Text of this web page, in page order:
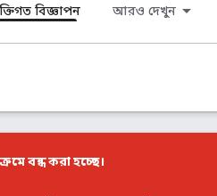
বিজ্ঞাপন আরও দেখুন
বন্ধ করা হচ্ছে।